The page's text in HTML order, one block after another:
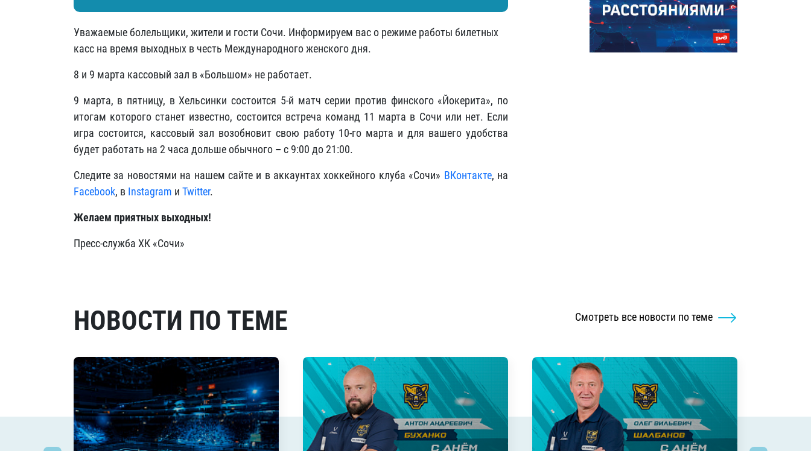
Уважаемые болельщики, жители и гости Сочи. Информируем вас о режиме работы билетных
касс на время выходных в честь Международного женского дня.
8 и 9 марта кассовый зал в «Большом» не работает.
9 марта, в пятницу, в Хельсинки состоится 5-й матч серии против финского «Йокерита», по
итогам которого станет известно, состоится встреча команд 11 марта в Сочи или нет. Если
игра состоится, кассовый зал возобновит свою работу 10-го марта и для вашего удобства
будет работать на 2 часа дольше обычного – с 9:00 до 21:00.
Следите за новостями на нашем сайте и в аккаунтах хоккейного клуба «Сочи» ВКонтакте, на
Facebook, в Instagram и Twitter.
Желаем приятных выходных!
Пресс-служба ХК «Сочи»
НОВОСТИ ПО ТЕМЕ Смотреть все новости по теме